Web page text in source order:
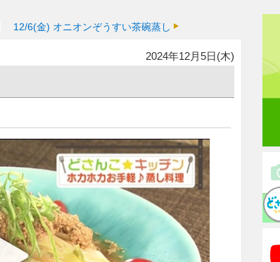
12/6(金) オニオンぞうすい茶碗蒸し
2024年12月5日(木)